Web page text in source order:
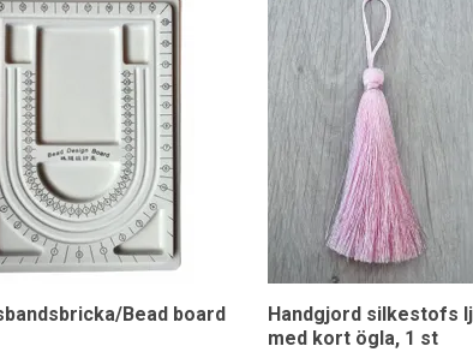
Bead board
Handgjord silkestofs
med kort ögla, 1 st